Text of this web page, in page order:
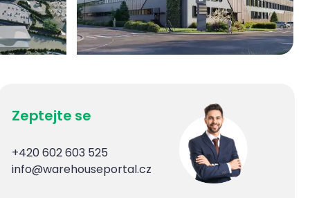
Zeptejte se
+420 602 603 525
info@warehouseportal.cz